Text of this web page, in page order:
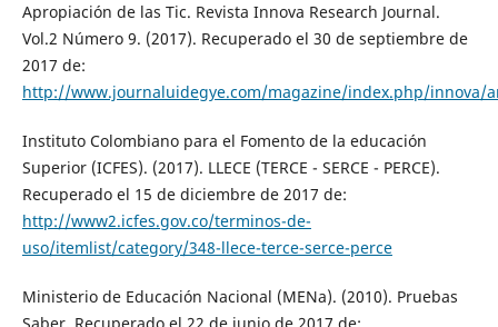
Apropiación de las Tic. Revista Innova Research Journal.
Vol.2 Número 9. (2017). Recuperado el 30 de septiembre de
2017 de:
http://www.journaluidegye.com/magazine/index.php/innova/
Instituto Colombiano para el Fomento de la educación
Superior (ICFES). (2017). LLECE (TERCE - SERCE - PERCE).
Recuperado el 15 de diciembre de 2017 de:
http://www2.icfes.gov.co/terminos-de-
uso/itemlist/category/348-llece-terce-serce-perce
Ministerio de Educación Nacional (MENa). (2010). Pruebas